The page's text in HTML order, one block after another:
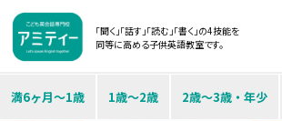
「聞く」「話す」「読む」「書く」の4技能を
同等に高める子供英語教室です。
満6ヶ月～1歳 1歳～2歳 2歳～3歳・年少